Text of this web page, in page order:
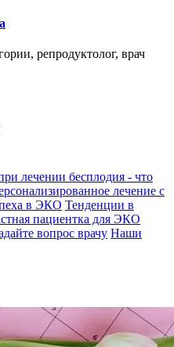
репродуктолог, врач
лечении бесплодия - что
лечение с
в ЭКО Тенденции в
пациентка для ЭКО
вопрос врачу Наши